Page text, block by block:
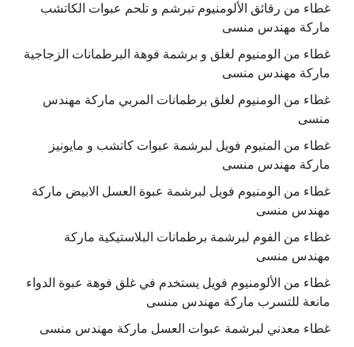
غطاء من رقائق الألومنيوم تبرشم و تلحم عبوات الكاتشب
ماركة مهندس منسى
غطاء من الومنيوم لغلق و برشمة فوهة البرطمانات الزجاجية
ماركة مهندس منسى
غطاء من الومنيوم لغلق برطمانات المربي ماركة مهندس
منسى
غطاء من المنيوم فويل لبرشمة عبوات كاتشب و مايونيز
ماركة مهندس منسى
غطاء من الومنيوم فويل لبرشمة عبوة العسل الابيض ماركة
مهندس منسى
غطاء من الفوم لبرشمة برطمانات البلاستيكية ماركة
مهندس منسى
غطاء من الألومنيوم فويل يستخدم في غلق فوهة عبوة الدواء
مانعة للتسرب ماركة مهندس منسى
غطاء معدني لبرشمة عبوات العسل ماركة مهندس منسى